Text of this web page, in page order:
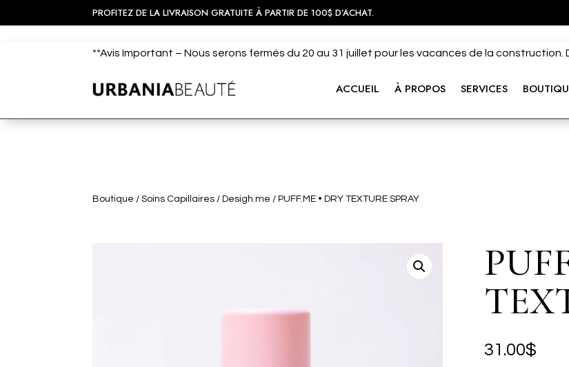
PROFITEZ DE LA LIVRAISON GRATUITE À PARTIR DE 100$ D’ACHAT.
**Avis Important – Nous serons fermés du 20 au 31 juillet pour les vacances de la
ACCUEIL À PROPOS SERVICES
Boutique /Soins Capillaires /Desigh.me / PUFF.ME • DRY TEXTURE SPRAY
31.00$